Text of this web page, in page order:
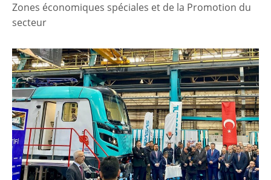
Zones économiques spéciales et de la Promotion du
secteur